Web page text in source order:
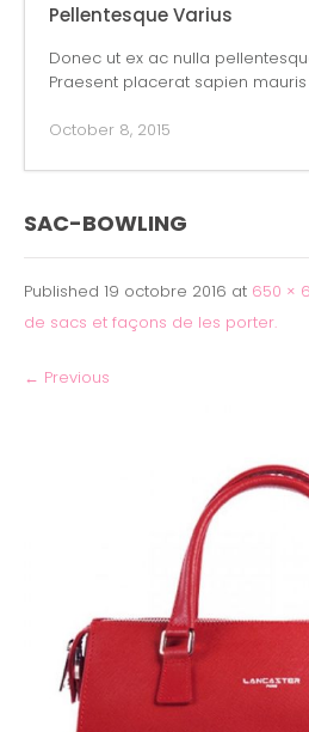
Pellentesque Varius
Donec ut ex ac nulla
Praesent placerat sapien mauris
October 8, 2015
SAC-BOWLING
Published 19 octobre 2016 at 650 ×
de sacs et façons de les porter.
← Previous